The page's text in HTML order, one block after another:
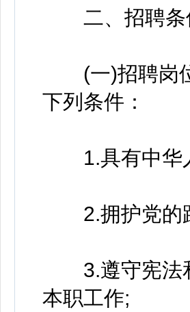
二、招聘条
(一)招聘岗位
下列条件：
1.具有中华
2.拥护党的路
3.遵守宪法和
本职工作;